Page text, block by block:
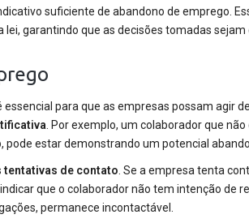
suficiente de abandono de emprego.
garantindo que as decisões tomadas sejam
para que as empresas possam agir
. Por exemplo, um colaborador que
estar demonstrando um potencial
de contato . Se a empresa tenta
que o colaborador não tem intenção de
permanece incontactável.